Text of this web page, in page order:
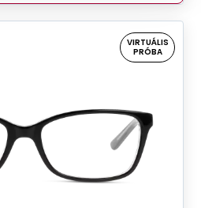
VIRTUÁLIS
PRÓBA